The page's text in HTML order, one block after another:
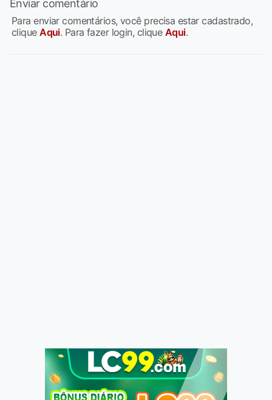
Enviar comentário
Para enviar comentários, você precisa estar cadastrado,
cliqueAqui. Para fazer login, clique Aqui.